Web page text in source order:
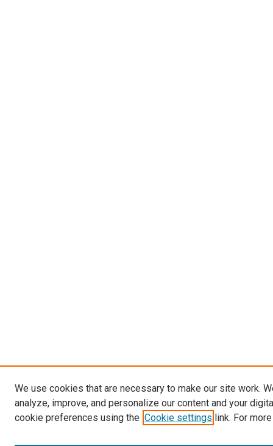
We use cookies that are necessary to make our site work.
analyze, improve, and personalize our content and your
cookie preferences using the Cookie settings link. For